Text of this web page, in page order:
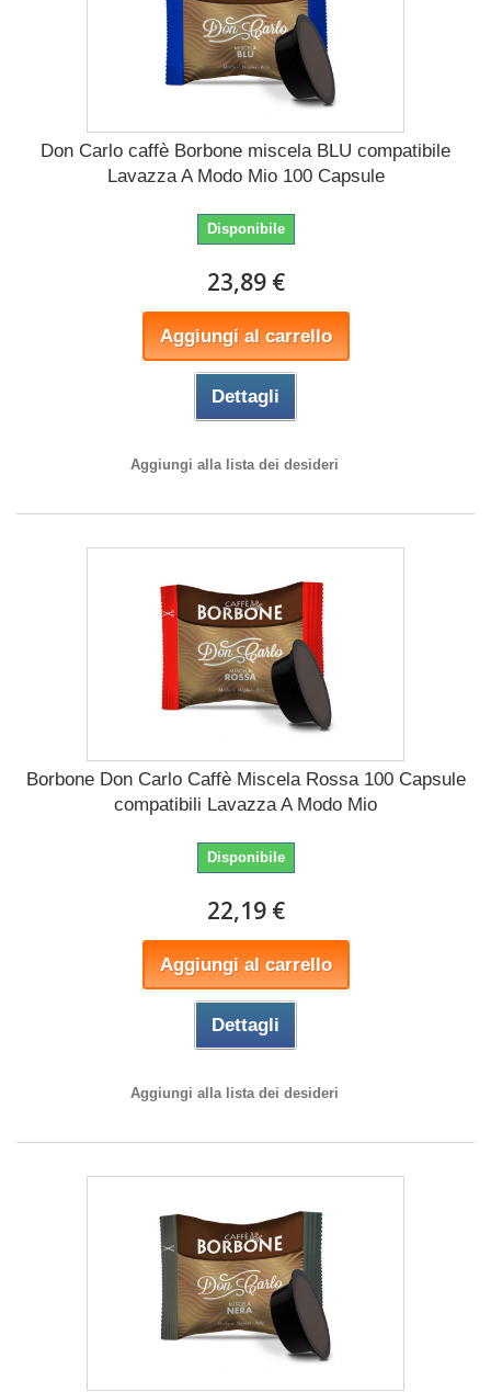
Don Carlo caffè Borbone miscela BLU compatibile
Lavazza A Modo Mio 100 Capsule
Disponibile
23,89 €
Aggiungi al carrello
Dettagli
Aggiungi alla lista dei desideri
Borbone Don Carlo Caffè Miscela Rossa 100 Capsule
compatibili Lavazza A Modo Mio
Disponibile
22,19 €
Aggiungi al carrello
Dettagli
Aggiungi alla lista dei desideri